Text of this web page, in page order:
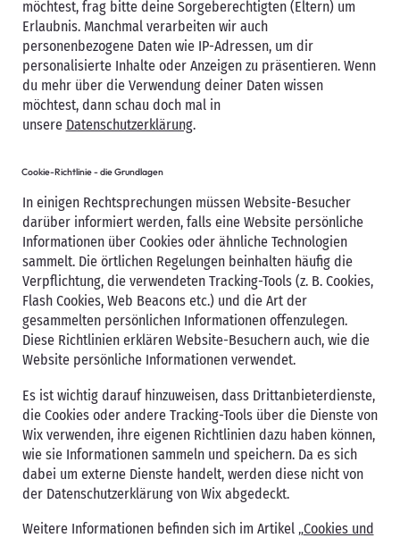
möchtest, frag bitte deine Sorgeberechtigten (Eltern) um
Erlaubnis. Manchmal verarbeiten wir auch
personenbezogene Daten wie IP-Adressen, um dir
personalisierte Inhalte oder Anzeigen zu präsentieren. Wenn
du mehr über die Verwendung deiner Daten wissen
möchtest, dann schau doch mal in
unsere Datenschutzerklärung.
Cookie-Richtlinie - die Grundlagen
In einigen Rechtsprechungen müssen Website-Besucher
darüber informiert werden, falls eine Website persönliche
Informationen über Cookies oder ähnliche Technologien
sammelt. Die örtlichen Regelungen beinhalten häufig die
Verpflichtung, die verwendeten Tracking-Tools (z. B. Cookies,
Flash Cookies, Web Beacons etc.) und die Art der
gesammelten persönlichen Informationen offenzulegen.
Diese Richtlinien erklären Website-Besuchern auch, wie die
Website persönliche Informationen verwendet.
Es ist wichtig darauf hinzuweisen, dass Drittanbieterdienste,
die Cookies oder andere Tracking-Tools über die Dienste von
Wix verwenden, ihre eigenen Richtlinien dazu haben können,
wie sie Informationen sammeln und speichern. Da es sich
dabei um externe Dienste handelt, werden diese nicht von
der Datenschutzerklärung von Wix abgedeckt.
Weitere Informationen befinden sich im Artikel „Cookies und